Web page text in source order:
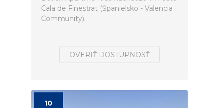
Cala de Finestrat (Španielsko - Valencia
Community).
OVERIŤ DOSTUPNOSŤ
10